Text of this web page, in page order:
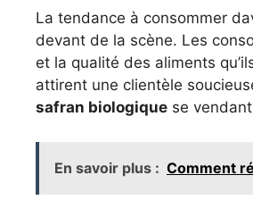
La tendance à consommer
devant de la scène. Les
et la qualité des aliments
attirent une clientèle
safran biologique se
En savoir plus : Comment